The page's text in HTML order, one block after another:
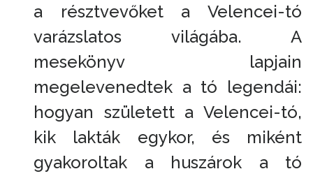
a résztvevőket a Velencei-tó
varázslatos világába. A
mesekönyv lapjain
megelevenedtek a tó legendái:
hogyan született a Velencei-tó,
kik lakták egykor, és miként
gyakoroltak a huszárok a tó